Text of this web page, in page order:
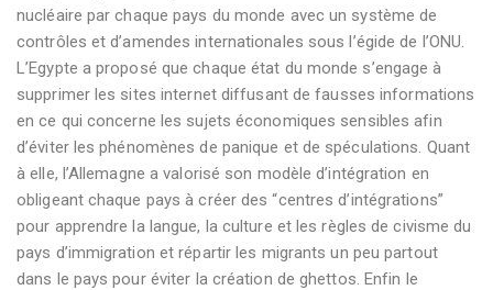
nucléaire par chaque pays du monde avec un système de
contrôles et d’amendes internationales sous l’égide de l’ONU.
L’Egypte a proposé que chaque état du monde s’engage à
supprimer les sites internet diffusant de fausses informations
en ce qui concerne les sujets économiques sensibles afin
d’éviter les phénomènes de panique et de spéculations. Quant
à elle, l’Allemagne a valorisé son modèle d’intégration en
obligeant chaque pays à créer des “centres d’intégrations”
pour apprendre la langue, la culture et les règles de civisme du
pays d’immigration et répartir les migrants un peu partout
dans le pays pour éviter la création de ghettos. Enfin le